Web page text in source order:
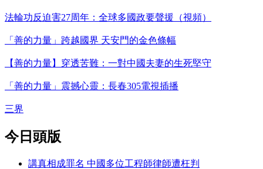
法輪功反迫害27周年：全球多國政要聲援（視頻）
「善的力量」跨越國界 天安門的金色條幅
【善的力量】穿透苦難：一對中國夫妻的生死堅守
「善的力量」震撼心靈：長春305電視插播
三界
今日頭版
講真相成罪名 中國多位工程師律師遭枉判